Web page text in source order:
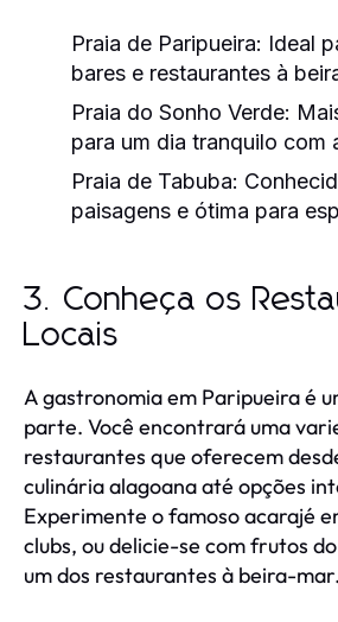
Praia de Paripueira: Ideal
bares e restaurantes à
Praia do Sonho Verde:
para um dia tranquilo com
Praia de Tabuba:
paisagens e ótima para
3. Conheça os
Locais
A gastronomia em Paripueira é
parte. Você encontrará uma
restaurantes que oferecem
culinária alagoana até opções
Experimente o famoso acarajé
clubs, ou delicie-se com frutos
um dos restaurantes à beira-mar.